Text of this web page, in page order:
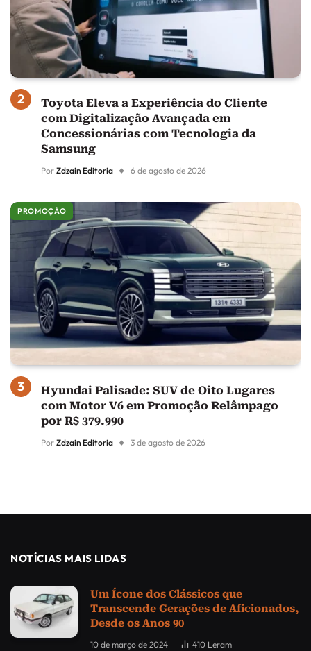
Toyota Eleva a Experiência do Cliente
com Digitalização Avançada em
Concessionárias com Tecnologia da
Samsung
Por Zdzain Editoria 6 de agosto de 2026
PROMOÇÃO
Hyundai Palisade: SUV de Oito Lugares
com Motor V6 em Promoção Relâmpago
por R$ 379.990
Por Zdzain Editoria 3 de agosto de 2026
NOTÍCIAS MAIS LIDAS
Um Ícone dos Clássicos que
Transcende Gerações de Aficionados,
Desde os Anos 90
10 de março de 2024 410 Leram